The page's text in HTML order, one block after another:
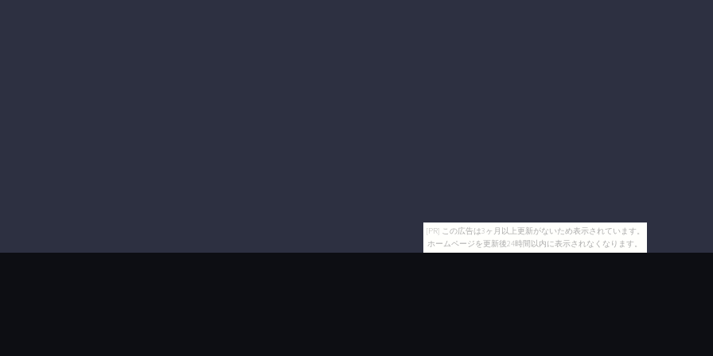
[PR] この広告は3ヶ月以上更新がないため表示されています。
ホームページを更新後24時間以内に表示されなくなります。